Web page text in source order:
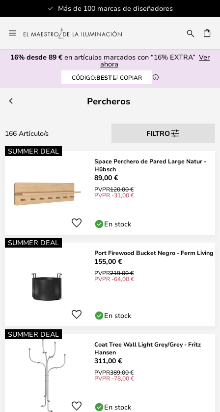
Servicio al cliente profesional
al
contenido
16% desde 89 € en artículos marcados con “16% EXTRA” Ver
ahora
CÓDIGO:BEST COPIAR
Percheros
166 Artículo/s
FILTRO
SUMMER DEAL
Space Perchero de Pared Large Natur -
Hübsch
89,00 €
PVPR120,00 €
PVPR -31,00 €
En stock
SUMMER DEAL
Port Firewood Bucket Negro - Ferm Living
155,00 €
PVPR219,00 €
PVPR -64,00 €
En stock
SUMMER DEAL
Coat Tree Wall Light Grey/Grey - Fritz
Hansen
311,00 €
PVPR389,00 €
PVPR -78,00 €
En stock